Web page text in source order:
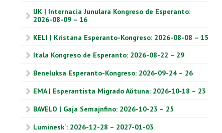
IJK | Internacia Junulara Kongreso de Esperanto:
2026-08-09 – 16
KELI | Kristana Esperanto-Kongreso: 2026-08-08 – 15
Itala Kongreso de Esperanto: 2026-08-22 – 29
Beneluksa Esperanto-Kongreso: 2026-09-24 – 26
EMA | Esperantista Migrado Aŭtuna: 2026‑10‑18 – 23
BAVELO | Gaja Semajnfino: 2026-10-23 – 25
Luminesk': 2026-12-28 – 2027-01-03